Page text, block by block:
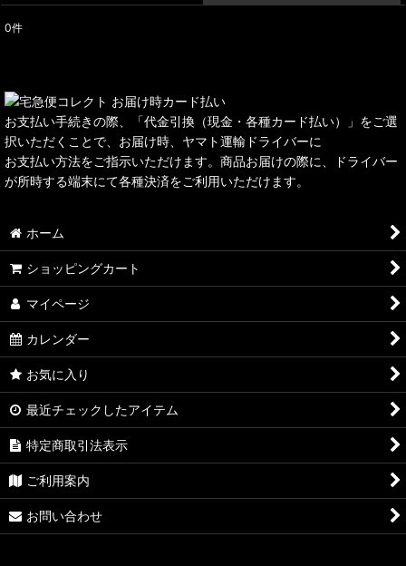
絞り込む
0件
お支払い手続きの際、「代金引換（現金・各種カード払い）」をご選
択いただくことで、お届け時、ヤマト運輸ドライバーに
お支払い方法をご指示いただけます。商品お届けの際に、ドライバー
が所時する端末にて各種決済をご利用いただけます。
ホーム
ショッピングカート
マイページ
カレンダー
お気に入り
最近チェックしたアイテム
特定商取引法表示
ご利用案内
お問い合わせ